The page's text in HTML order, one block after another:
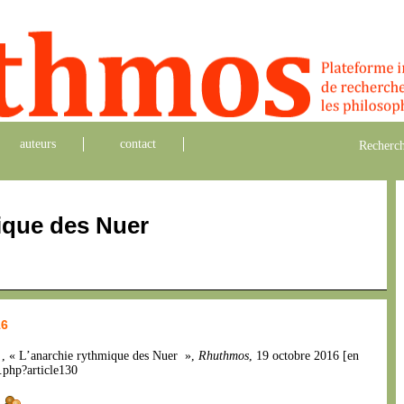
auteurs contact
des Nuer
, « L’anarchie rythmique des Nuer », Rhuthmos, 19 octobre 2016 [en